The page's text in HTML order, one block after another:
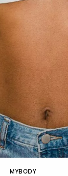
MYBODY